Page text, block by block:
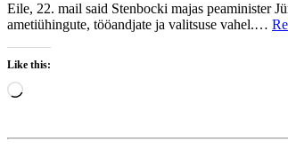
Eile, 22. mail said Stenbocki majas peaminister
ametiühingute, tööandjate ja valitsuse vahel.…
Like this:
Loading…